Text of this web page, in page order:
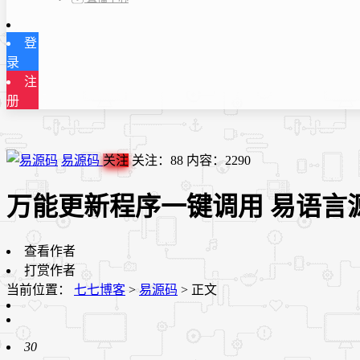
登
录
注
册
易源码关注 关注： 88 内容： 2290
万能更新程序一键调用 易语言
查看作者
打赏作者
当前位置： 七七博客 > 易源码 > 正文
30